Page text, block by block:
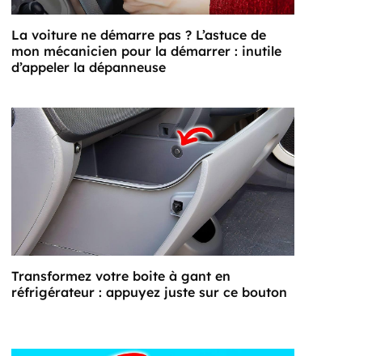
La voiture ne démarre pas ? L’astuce de
mon mécanicien pour la démarrer : inutile
d’appeler la dépanneuse
Transformez votre boite à gant en
réfrigérateur : appuyez juste sur ce bouton